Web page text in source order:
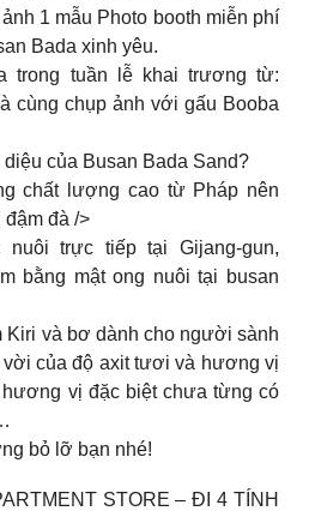
1 mẫu Photo booth miễn phí
Bada xinh yêu.
trong tuần lễ khai trương từ:
cùng chụp ảnh với gấu Booba
của Busan Bada Sand?
chất lượng cao từ Pháp nên
đà />
trực tiếp tại Gijang-gun,
bằng mật ong nuôi tại busan
Kiri và bơ dành cho người sành
của độ axit tươi và hương vị
hương vị đặc biệt chưa từng có
bỏ lỡ bạn nhé!
STORE – ĐI 4 TÍNH